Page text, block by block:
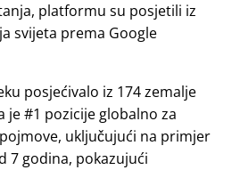
platformu su posjetili iz
svijeta prema Google
posjećivalo iz 174 zemalje
je #1 pozicije globalno za
uključujući na primjer
7 godina, pokazujući